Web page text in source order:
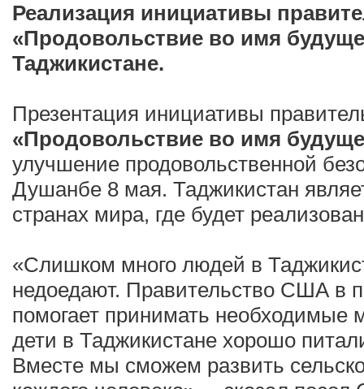
Реализация инициативы
«Продовольствие во имя
Таджикистане.
Презентация инициативы
«Продовольствие во имя
улучшение продовольственной
Душанбе 8 мая. Таджикистан
странах мира, где будет
«Слишком много людей в
недоедают. Правительство США в
помогает принимать необходимые
дети в Таджикистане хорошо
Вместе мы сможем развить